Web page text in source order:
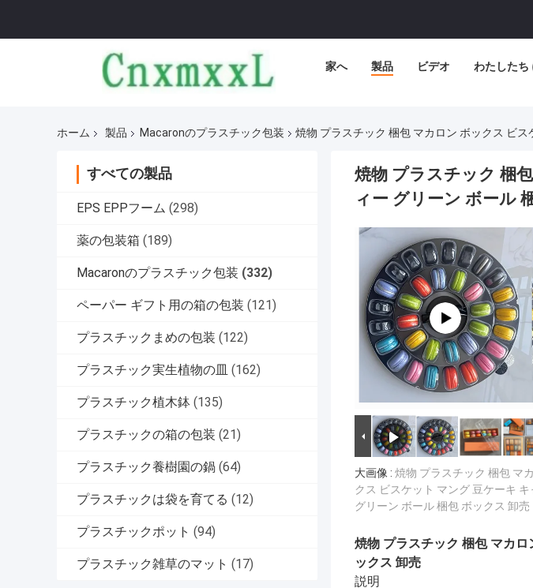
家へ 製品 ビデオ わたしたち
ホーム 製品 Macaronのプラスチック包装 焼物 プラスチック 梱包 マカロン ボックス ビ
すべての製品
EPS EPPフーム (298)
薬の包装箱 (189)
Macaronのプラスチック包装 (332)
ペーパー ギフト用の箱の包装 (121)
プラスチックまめの包装 (122)
プラスチック実生植物の皿 (162)
プラスチック植木鉢 (135)
プラスチックの箱の包装 (21)
プラスチック養樹園の鍋 (64)
プラスチックは袋を育てる (12)
プラスチックポット (94)
プラスチック雑草のマット (17)
焼物 プラスチック 梱
ィー グリーン ボール
大画像 : 焼物 プラスチック 梱包 マ
クス ビスケット マング 豆ケーキ
グリーン ボール 梱包 ボックス 卸売
焼物 プラスチック 梱包 マカ
ックス 卸売
説明